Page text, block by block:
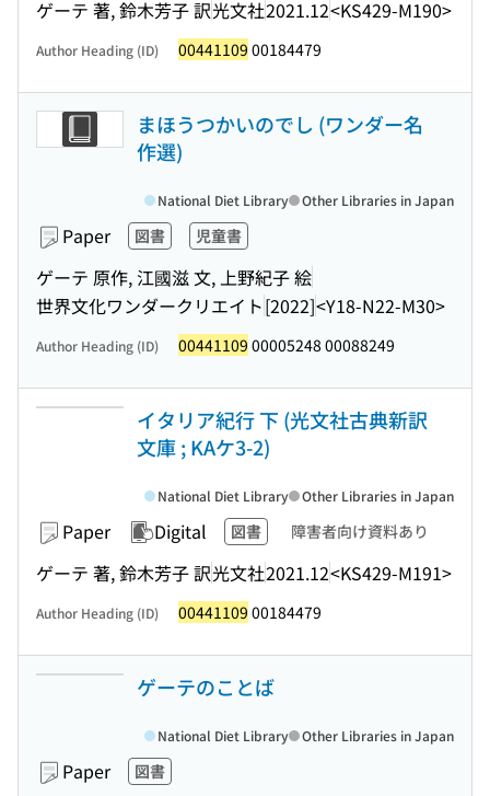
ゲーテ 著, 鈴木芳子 訳光文社2021.12<KS429-M190>
Author Heading (ID) 00441109 00184479
まほうつかいのでし (ワンダー名
作選)
Paper 図書 児童書
ゲーテ 原作, 江國滋 文, 上野紀子 絵
世界文化ワンダークリエイト[2022]<Y18-N22-M30>
National Diet Library Other Libraries in Japan
Author Heading (ID) 00441109 00005248 00088249
イタリア紀行 下 (光文社古典新訳
文庫 ; KAケ3-2)
Paper Digital 図書 障害者向け資料あり
ゲーテ 著, 鈴木芳子 訳光文社2021.12<KS429-M191>
National Diet Library Other Libraries in Japan
Author Heading (ID) 00441109 00184479
ゲーテのことば
Paper 図書
National Diet Library Other Libraries in Japan